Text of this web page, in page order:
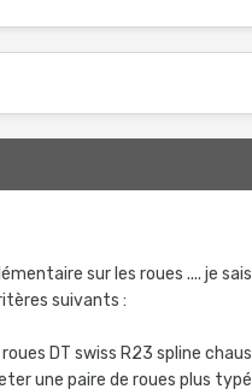
sur les roues .... je
suivants :
DT swiss R23 spline
une paire de roues plus